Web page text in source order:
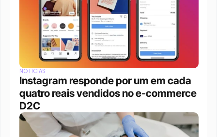
NOTÍCIAS
Instagram responde por um em cada
quatro reais vendidos no e-commerce
D2C